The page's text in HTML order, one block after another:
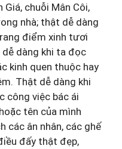
chuỗi Mân Côi,
nhà; thật dễ dàng
điểm xinh tươi
dễ dàng khi ta đọc
kinh quen thuộc hay
Thật dễ dàng khi
công việc bác ái
tên của mình
các ân nhân, các ghế
đấy thật đẹp,